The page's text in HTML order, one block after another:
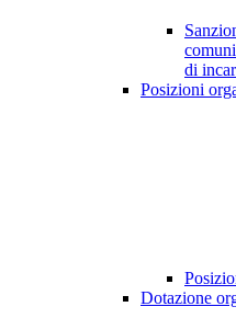
di
Posizioni
Dotazione